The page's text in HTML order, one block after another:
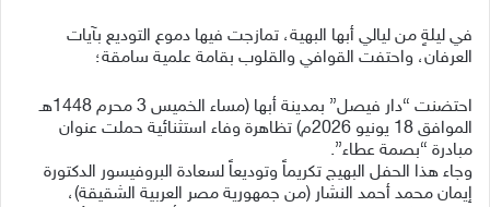
في ليلةٍ من ليالي أبها البهية، تمازجت فيها دموع التوديع بآيات
العرفان، واحتفت القوافي والقلوب بقامة علمية سامقة؛
احتضنت “دار فيصل” بمدينة أبها (مساء الخميس 3 محرم 1448هـ
الموافق 18 يونيو 2026م) تظاهرة وفاء استثنائية حملت عنوان
مبادرة “بصمة عطاء”.
وجاء هذا الحفل البهيج تكريماً وتوديعاً لسعادة البروفيسور الدكتورة
إيمان محمد أحمد النشار (من جمهورية مصر العربية الشقيقة)،